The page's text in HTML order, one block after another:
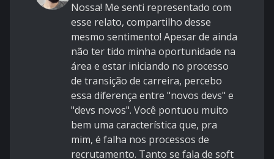
Nossa! Me senti representado com
esse relato, compartilho desse
mesmo sentimento! Apesar de ainda
não ter tido minha oportunidade na
área e estar iniciando no processo
de transição de carreira, percebo
essa diferença entre "novos devs" e
"devs novos". Você pontuou muito
bem uma característica que, pra
mim, é falha nos processos de
recrutamento. Tanto se fala de soft